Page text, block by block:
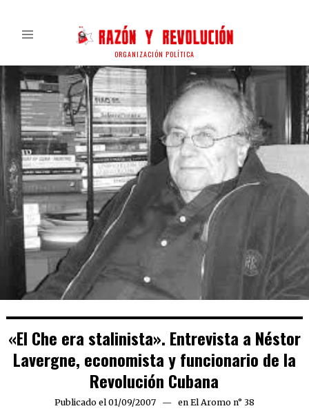
ORGANIZACIÓN POLÍTICA
«El Che era stalinista». Entrevista a Néstor
Lavergne, economista y funcionario de la
Revolución Cubana
Publicado el 01/09/200724/03/2020
en El Aromo n° 38